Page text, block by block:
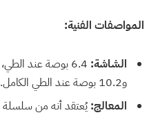
المواصفات الفنية:
الشاشة:
و10.2 بوصة عند الطي الكامل.
المعالج: يُعتقد أنه من سلسلة Kirin 9000.